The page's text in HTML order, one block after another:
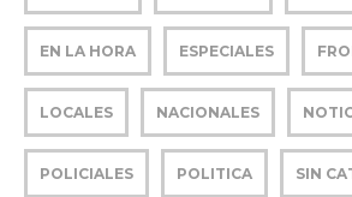
EN LA HORA ESPECIALES
LOCALES NACIONALES
POLICIALES POLITICA SIN